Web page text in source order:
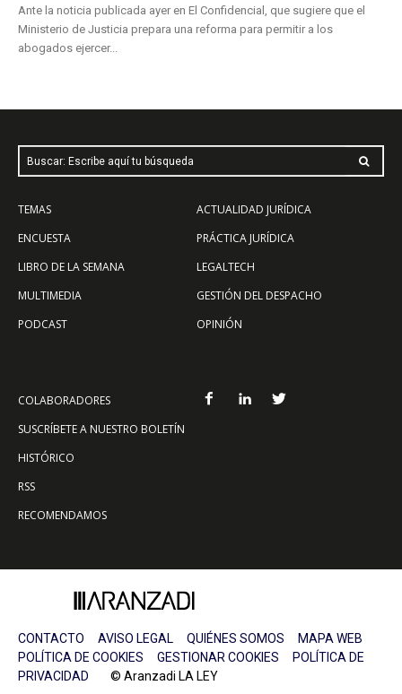
Ante la noticia publicada ayer en El Confidencial, que sugiere que el
Ministerio de Justicia prepara una reforma para permitir a los
abogados ejercer...
Buscar: Escribe aquí tu búsqueda
TEMAS
ENCUESTA
LIBRO DE LA SEMANA
MULTIMEDIA
PODCAST
ACTUALIDAD JURÍDICA
PRÁCTICA JURÍDICA
LEGALTECH
GESTIÓN DEL DESPACHO
OPINIÓN
COLABORADORES
SUSCRÍBETE A NUESTRO BOLETÍN
HISTÓRICO
RSS
RECOMENDAMOS
CONTACTO AVISO LEGAL QUIÉNES SOMOS
MAPA WEB
POLÍTICA DE COOKIES
GESTIONAR COOKIES
POLÍTICA DE
PRIVACIDAD © Aranzadi LA LEY